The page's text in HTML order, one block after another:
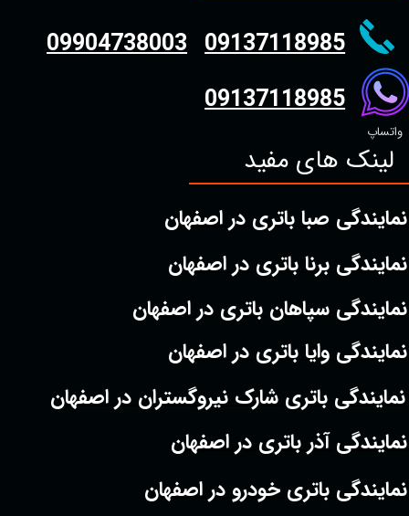
واتساپ
09904738003 09137118985
09137118985
لینک های مفید
نمایندگی صبا باتری در اصفهان
نمایندگی برنا باتری در اصفهان
نمایندگی سپاهان باتری در اصفهان
نمایندگی وایا باتری در اصفهان
نمایندگی آذر باتری در اصفهان
نمایندگی باتری شارک نیروگستران در اصفهان
نمایندگی باتری خودرو در اصفهان